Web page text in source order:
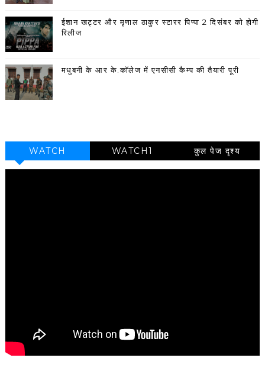
ईशान खट्टर और मृणाल ठाकुर स्टारर पिप्पा 2 दिसंबर को होगी
रिलीज
मधुबनी के आर के.कॉलेज में एनसीसी कैम्प की तैयारी पूरी
WATCH WATCH1 कुल पेज दृश्य